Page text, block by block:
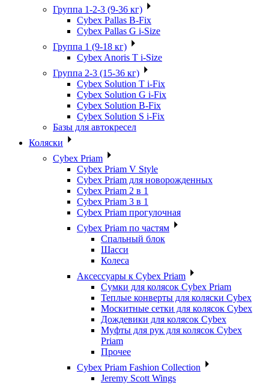
Группа 1-2-3 (9-36 кг)
Cybex Pallas B-Fix
Cybex Pallas G i-Size
Группа 1 (9-18 кг)
Cybex Anoris T i-Size
Группа 2-3 (15-36 кг)
Cybex Solution T i-Fix
Cybex Solution G i-Fix
Cybex Solution B-Fix
Cybex Solution S i-Fix
Базы для автокресел
Коляски
Cybex Priam
Cybex Priam V Style
Cybex Priam для новорожденных
Cybex Priam 2 в 1
Cybex Priam 3 в 1
Cybex Priam прогулочная
Cybex Priam по частям
Спальный блок
Шасси
Колеса
Аксессуары к Cybex Priam
Сумки для колясок Cybex Priam
Теплые конверты для коляски Cybex
Москитные сетки для колясок Cybex
Дождевики для колясок Cybex
Муфты для рук для колясок Cybex
Priam
Прочее
Cybex Priam Fashion Collection
Jeremy Scott Wings